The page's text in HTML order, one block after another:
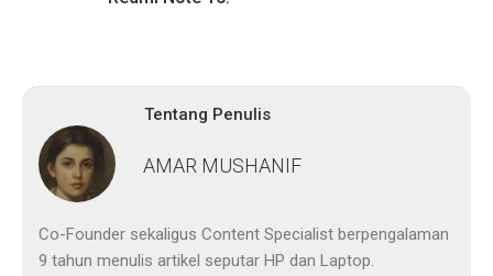
Tentang Penulis
AMAR MUSHANIF
Co-Founder sekaligus Content Specialist berpengalaman
9 tahun menulis artikel seputar HP dan Laptop.